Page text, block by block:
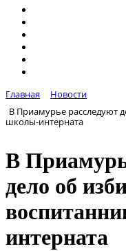
Главная
Новости
В Приамурье расследуют
школы-интерната
В
дело об
интерната